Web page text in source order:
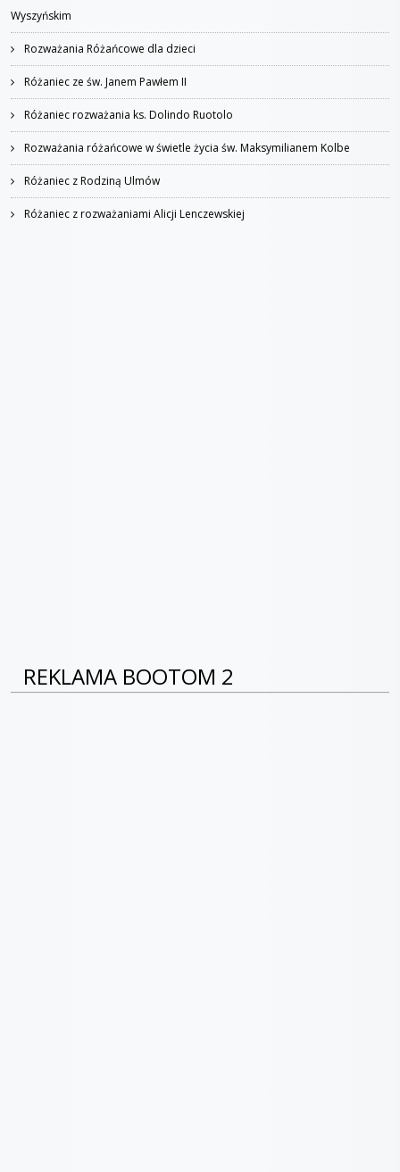
Wyszyńskim
Rozważania Różańcowe dla dzieci
Różaniec ze św. Janem Pawłem II
Różaniec rozważania ks. Dolindo Ruotolo
Rozważania różańcowe w świetle życia św. Maksymilianem Kolbe
Różaniec z Rodziną Ulmów
Różaniec z rozważaniami Alicji Lenczewskiej
REKLAMA BOOTOM 2